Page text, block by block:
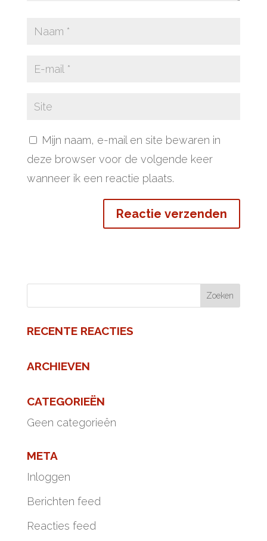
Mijn naam, e-mail en site bewaren in
deze browser voor de volgende keer
wanneer ik een reactie plaats.
RECENTE REACTIES
ARCHIEVEN
CATEGORIEËN
Geen categorieën
META
Inloggen
Berichten feed
Reacties feed